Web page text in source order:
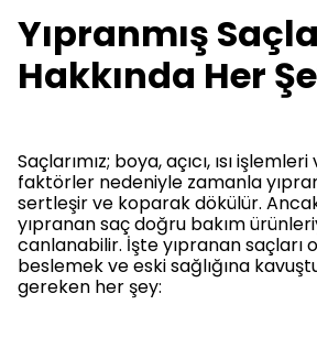
Yıpranmış
Hakkında Her
Saçlarımız; boya, açıcı, ısı
faktörler nedeniyle zamanla
sertleşir ve koparak dökülür.
yıpranan saç doğru bakım
canlanabilir. İşte yıpranan saçları
beslemek ve eski sağlığına
gereken her şey: